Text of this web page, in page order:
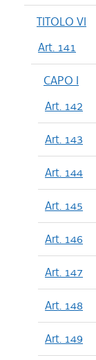
TITOLO VI
Art. 141
CAPO I
Art. 142
Art. 143
Art. 144
Art. 145
Art. 146
Art. 147
Art. 148
Art. 149